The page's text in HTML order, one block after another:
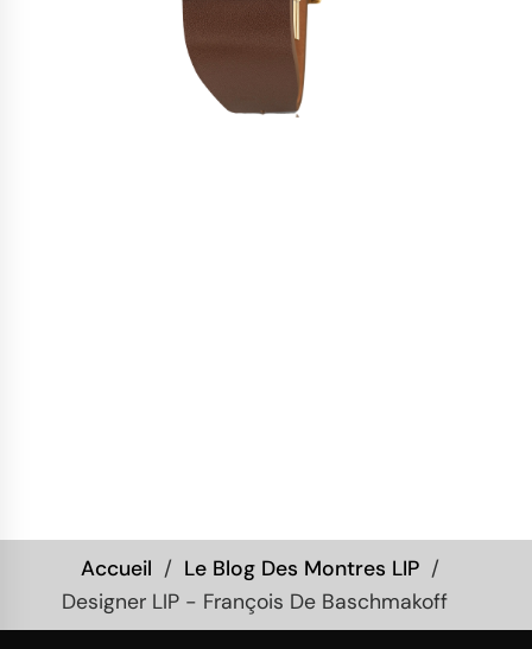
Accueil
Le Blog Des Montres LIP
Designer LIP - François De Baschmakoff